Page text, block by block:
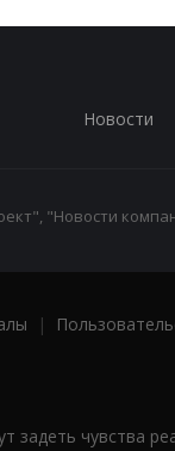
Новости
"Новости
|
чувства